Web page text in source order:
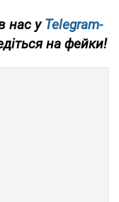
нас уTelegram-
на фейки!